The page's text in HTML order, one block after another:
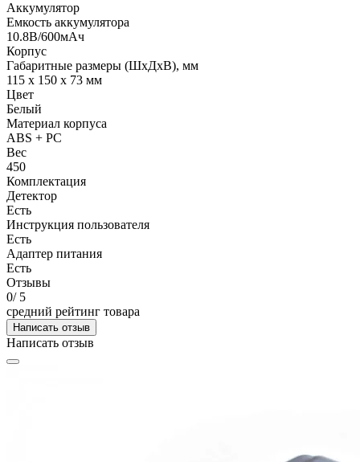
Аккумулятор
Емкость аккумулятора
10.8В/600мАч
Корпус
Габаритные размеры (ШхДхВ), мм
115 x 150 x 73 мм
Цвет
Белый
Материал корпуса
ABS + PC
Вес
450
Комплектация
Детектор
Есть
Инструкция пользователя
Есть
Адаптер питания
Есть
Отзывы
0/ 5
средний рейтинг товара
Написать отзыв
Написать отзыв